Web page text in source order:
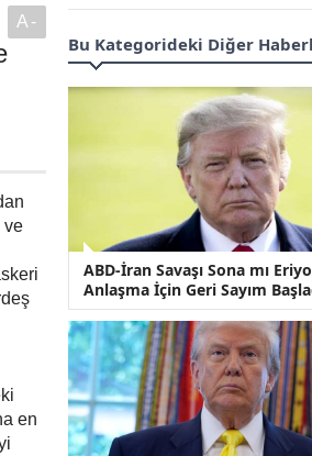
A-
ve
en
Spot ve
İçin
ABD-İran
Sonrası
Koştu,
Fiyatları
Temmuz
Zammı
Memur,
Sosyal
Yeni
KOBİ’lere
36 Ay
Milyon
Bu Kategorideki Diğer
ABD-İran Savaşı Sona mı
Anlaşma İçin Geri Sayım